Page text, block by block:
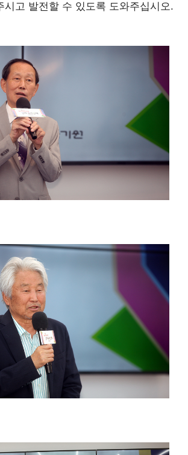
시고 발전할 수 있도록 도와주십시오.